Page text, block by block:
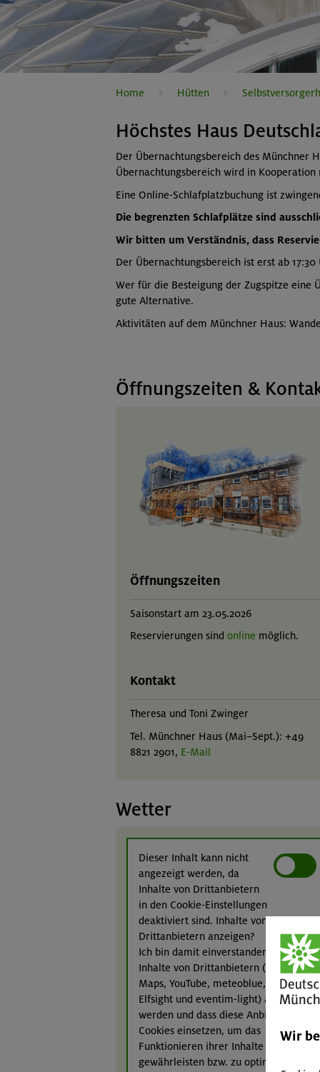
Home Hütten
Höchstes Haus
Der Übernachtungsbereich des Münchner
Übernachtungsbereich wird in
Eine Online-Schlafplatzbuchung ist
Die begrenzten Schlafplätze sind
Wir bitten um Verständnis, dass
Der Übernachtungsbereich ist erst ab
Wer für die Besteigung der Zugspitze
gute Alternative.
Aktivitäten auf dem Münchner Haus:
Öffnungszeiten &
Öffnungszeiten
Saisonstart am 23.05.2026
Reservierungen sind online möglich.
Kontakt
Theresa und Toni Zwinger
Tel. Münchner Haus (Mai–Sept.): +49
8821 2901, E-Mail
Wetter
Dieser Inhalt kann nicht
angezeigt werden, da
Inhalte von Drittanbietern
in den Cookie-Einstellungen
deaktiviert sind. Inhalte von
Drittanbietern anzeigen?
Ich bin damit einverstanden, dass
Inhalte von Drittanbietern (Google
Maps, YouTube, meteoblue, Calaméo,
Elfsight und eventim-light) angezeigt
werden und dass diese Anbieter ggf.
Cookies einsetzen, um das
Funktionieren ihrer Inhalte zu
gewährleisten bzw. zu optimieren.
Wir